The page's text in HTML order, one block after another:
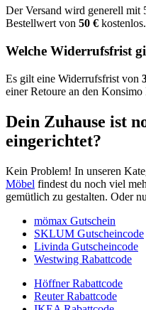
Der Versand wird generell mit
Bestellwert von 50 € kostenlos.
Welche Widerrufsfrist
Es gilt eine Widerrufsfrist von
einer Retoure an den
Dein Zuhause ist
eingerichtet?
Kein Problem! In unseren
Möbel findest du noch viel
gemütlich zu gestalten. Oder
mömax Gutschein
SKLUM Gutscheincode
Livinda Gutscheincode
Westwing Rabattcode
Höffner Rabattcode
Reuter Rabattcode